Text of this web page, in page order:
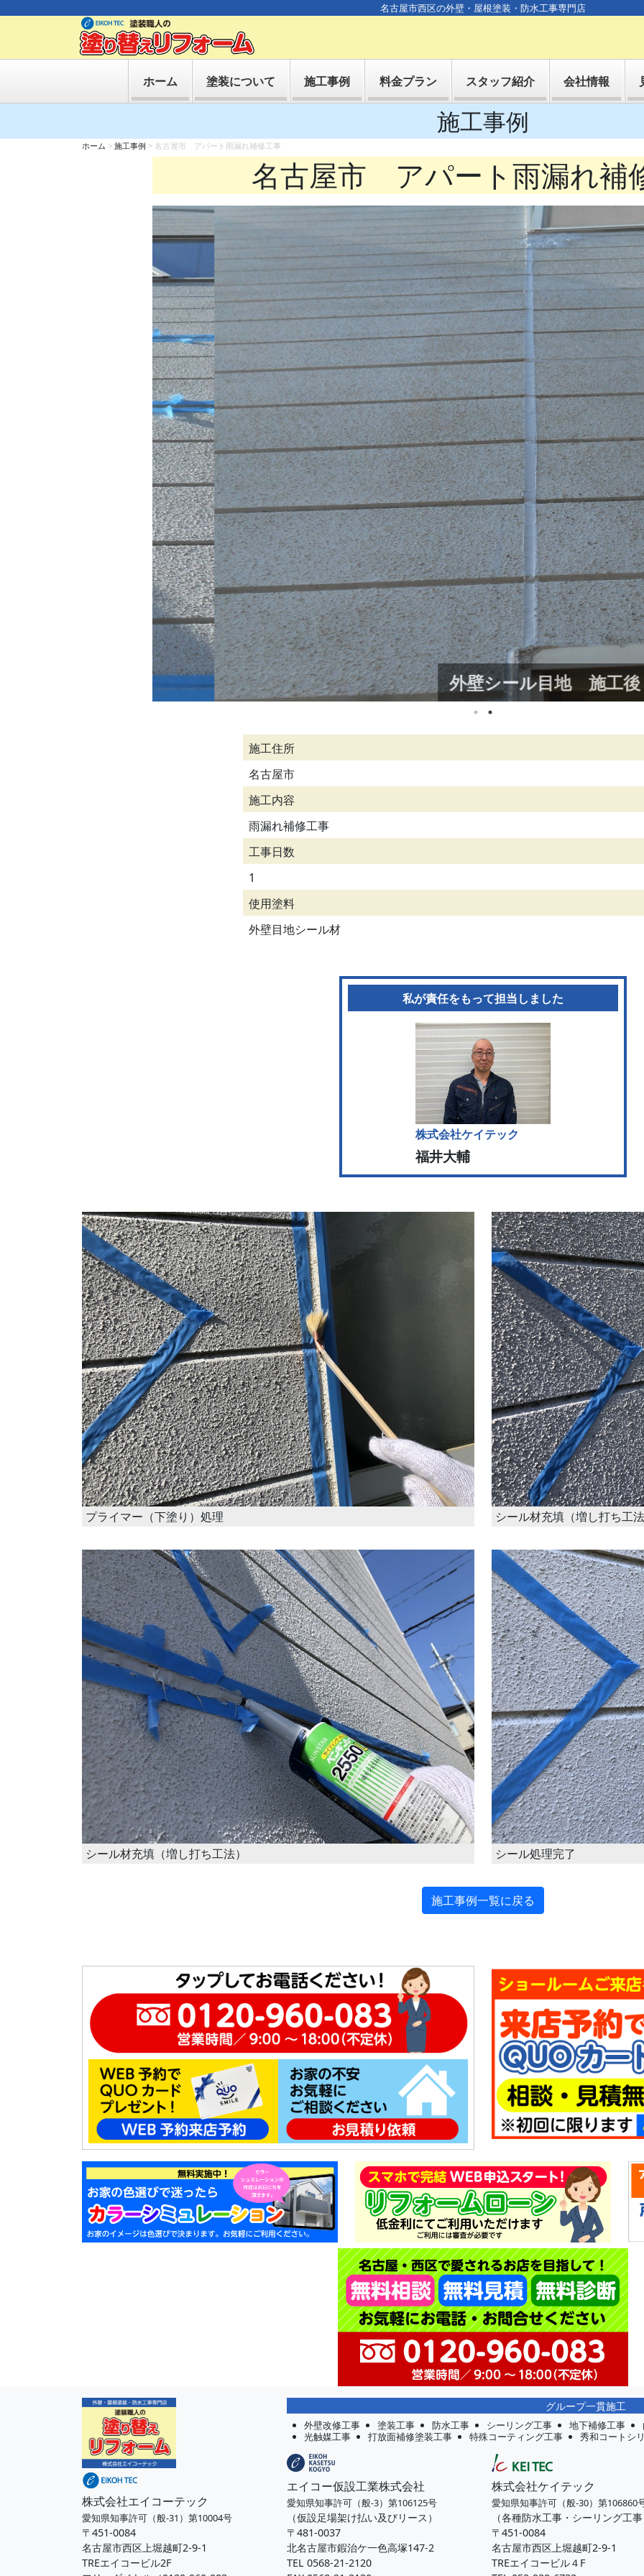
名古屋市西区の外壁・屋根塗装・防水工事専門店
ホーム 塗装について 施工事例 料金プラン スタッフ紹介 会社情報
施工事例
ホーム > 施工事例 > 名古屋市 アパート雨漏れ補修工事
名古屋市 アパート雨漏れ補
外壁シール目地 施工後
施工住所
名古屋市
施工内容
雨漏れ補修工事
工事日数
1
使用塗料
外壁目地シール材
私が責任をもって担当しました
株式会社ケイテック
福井大輔
プライマー（下塗り）処理 シール材充填（増し打ち工
シール材充填（増し打ち工法） シール処理完了
施工事例一覧に戻る
株式会社エイコーテック
愛知県知事許可（般-31）第10004号
〒451-0084
名古屋市西区上堀越町2-9-1
TREエイコービル2F
グループ一貫施工
外壁改修工事 塗装工事 防水工事 シーリング工事 地下補修工事
光触媒工事
打放面補修塗装工事 特殊コーティング工事 秀和コートシ
エイコー仮設工業株式会社
愛知県知事許可（般-3）第106125号
（仮設足場架け払い及びリース）
〒481-0037
北名古屋市鍜治ケ一色高塚147-2
TEL 0568-21-2120
株式会社ケイテック
愛知県知事許可（般-30）第106860
（各種防水工事・シーリング工
〒451-0084
名古屋市西区上堀越町2-9-1
TREエイコービル４F